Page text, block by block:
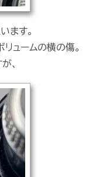
ます。
ュームの横の傷。
、